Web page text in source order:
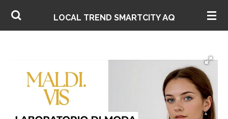
Vai
LOCAL TREND SMARTCITYAQ